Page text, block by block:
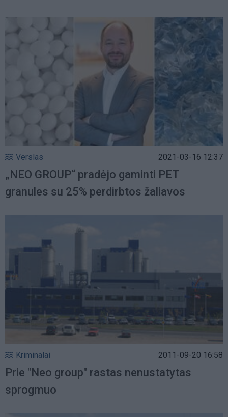
Verslas 2021-03-16 12:37
„NEO GROUP“ pradėjo gaminti PET
granules su 25% perdirbtos žaliavos
Kriminalai 2011-09-20 16:58
Prie "Neo group" rastas nenustatytas
sprogmuo